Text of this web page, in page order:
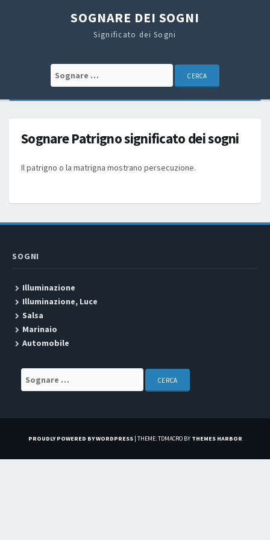
SOGNARE DEI SOGNI
Significato dei Sogni
Search for:
Sognare Patrigno significato dei sogni
Il patrigno o la matrigna mostrano persecuzione.
SOGNI
Illuminazione
Illuminazione, Luce
Salsa
Marinaio
Automobile
Search for:
PROUDLY POWERED BY WORDPRESS | THEME: TDMACRO BY THEMES HARBOR